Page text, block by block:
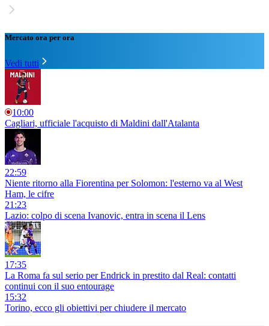
Mercato ora per ora
Vedi tutti
10:00
Cagliari, ufficiale l'acquisto di Maldini dall'Atalanta
22:59
Niente ritorno alla Fiorentina per Solomon: l'esterno va al West
Ham, le cifre
21:23
Lazio: colpo di scena Ivanovic, entra in scena il Lens
17:35
La Roma fa sul serio per Endrick in prestito dal Real: contatti
continui con il suo entourage
15:32
Torino, ecco gli obiettivi per chiudere il mercato